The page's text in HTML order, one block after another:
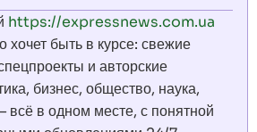
https://expressnews.com.ua
хочет быть в курсе: свежие
и авторские
бизнес, общество, наука,
всё в одном месте, с понятной